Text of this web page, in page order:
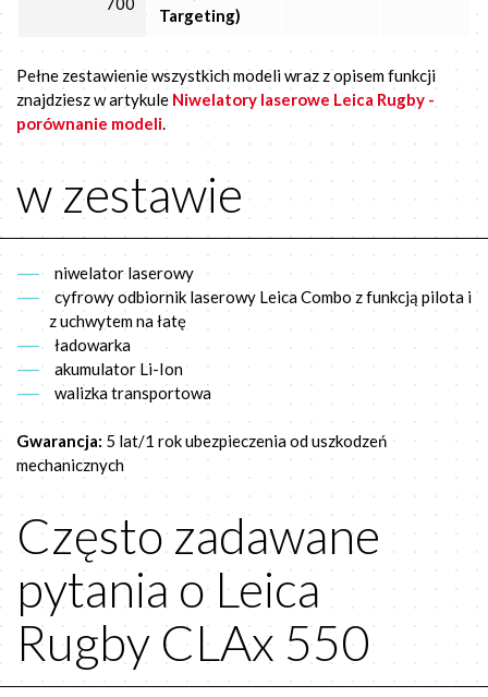
Targeting)
Pełne zestawienie wszystkich modeli wraz z opisem funkcji
znajdziesz w artykule Niwelatory laserowe Leica Rugby -
porównanie modeli
w zestawie
niwelator laserowy
cyfrowy odbiornik laserowy Leica Combo z funkcją pilota i
z uchwytem na łatę
ładowarka
akumulator Li-Ion
walizka transportowa
Gwarancja: 5 lat/1 rok ubezpieczenia od uszkodzeń
mechanicznych
Często zadawane
pytania o Leica
Rugby CLAx 550